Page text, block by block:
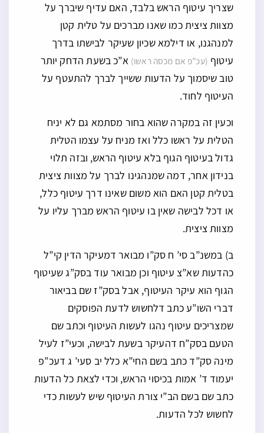
שצריך עיטוף הראש בלבד, האם עדיף שיברך על
מצוות ציצית כמו שאנו מברכים על טלית קטן
למנהגנו, או דילמא שכיון שעיקר לבישתו בדרך
עיטוף (עכ”פ אם מכסה ראשו) א”כ בשעת הדחק יותר
טוב שיסמוך על הדעות ששייך לברך להתעטף על
העיטוף לחוד.
וכעין זה במקרה שהוא בחור מסתמא גם לא יניח
הטלית על ראשו כלל ואז מניח על עצמו הטלית
גדול בעיטוף הגוף בלא עיטוף הראש, ובזה תלוי
בנידון אחר, דמה שמנהגינו לברך על מצוות ציצית
בטלית קטן האם הוא משום שאינו דרך עיטוף כלל,
או דכל לבישה שאין בו עיטוף הראש מברך עליו על
מצוות ציצית.
ב) במשנ”ב סי’ ח סק”ו מבואר דמעיקר הדין קי”ל
כהדעות שא”צ עיטוף וכן מבואר עוד בסק”ג שעיטוף
הגוף הוא עיקר העיטוף, אבל בסק”ז שם בביאור
דברי השו”ע כתב דלחשוש לדעת הפוסקים
שמצריכים עיטוף נהגו לעשות העיטוף וכתב שם
הטעם בסק”ח דהעיקר בשעת לבישה, וכעי”ז לעיל
מינה סק”ד כתב בשם החי”א כלל יב סעי’ ג דעכ”פ
יעמוד ד’ אמות בכיסוי הראש, וכדי לצאת כל הדעות
כתב שם בשם הב”י צורת העיטוף שיש לעשות כדי
לחשוש לכל הדעות.